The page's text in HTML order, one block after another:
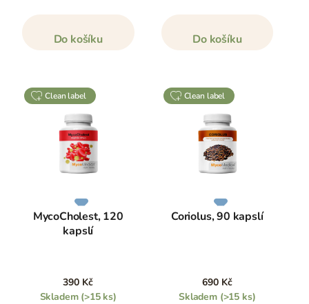
Do košíku Do košíku
clean label
MycoCholest, 120
kapslí
390 Kč
Skladem (>15 ks)
clean label
Coriolus, 90 kapslí
690 Kč
Skladem (>15 ks)